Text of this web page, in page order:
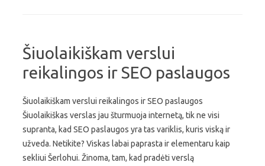
Šiuolaikiškam verslui
reikalingos ir SEO paslaugos
Šiuolaikiškam verslui reikalingos ir SEO paslaugos
Šiuolaikiškas verslas jau šturmuoja internetą, tik ne visi
supranta, kad SEO paslaugos yra tas variklis, kuris viską ir
užveda. Netikite? Viskas labai paprasta ir elementaru kaip
sekliui Šerlohui. Žinoma, tam, kad pradėti verslą